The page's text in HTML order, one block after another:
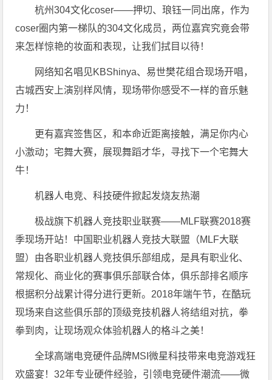
杭州304文化coser——押切、琅钰一同出席，作为
coser圈内第一梯队的304文化成员，两位嘉宾究竟会带
来怎样惊艳的妆面和表现，让我们拭目以待！
网络知名唱见KBShinya、易世樊花组合现场开唱，
古城西安上演别样风情，现场带你感受不一样的音乐魅
力！
更有嘉宾签售区，和本命近距离接触，满足你内心
小激动；宅舞大赛，展现舞蹈才华，寻找下一个宅舞大
牛！
机器人电竞、科技硬件掀起发烧友热潮
极战旗下机器人竞技职业联赛——MLF联赛2018赛
季现场开站！中国职业机器人竞技大联盟（MLF大联
盟）由各职业机器人竞技俱乐部组成，是具有职业化、
常规化、商业化的赛事俱乐部联合体，俱乐部排名顺序
根据积分战累计得分进行更新。2018年端午节，在酷玩
现场来自这些俱乐部的顶级竞技机器人将结组对抗，拳
拳到肉，让现场观众体验机器人的格斗之美！
全球高端电竞硬件品牌MSI微星科技带来电竞游戏狂
欢盛宴！32年专业硬件经验，引领电竞硬件潮流——微